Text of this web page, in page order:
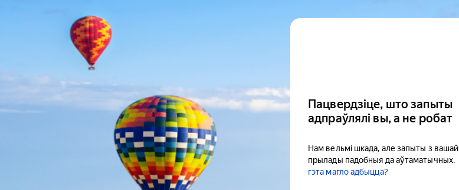
Пацвердзіце, што запыты
адпраўлялі вы, а не робат
Нам вельмі шкада, але запыты з вашай
прылады падобныя да аўтаматычных.
гэта магло адбыцца?